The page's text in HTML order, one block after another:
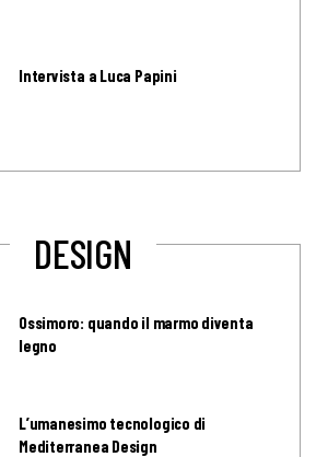
Intervista a Luca Papini
DESIGN
Ossimoro: quando il marmo diventa
legno
L’umanesimo tecnologico di
Mediterranea Design